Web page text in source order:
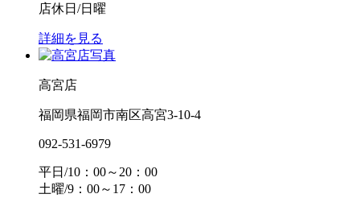
店休日/日曜
詳細を見る
高宮店
福岡県福岡市南区高宮3-10-4
092-531-6979
平日/10：00～20：00
土曜/9：00～17：00